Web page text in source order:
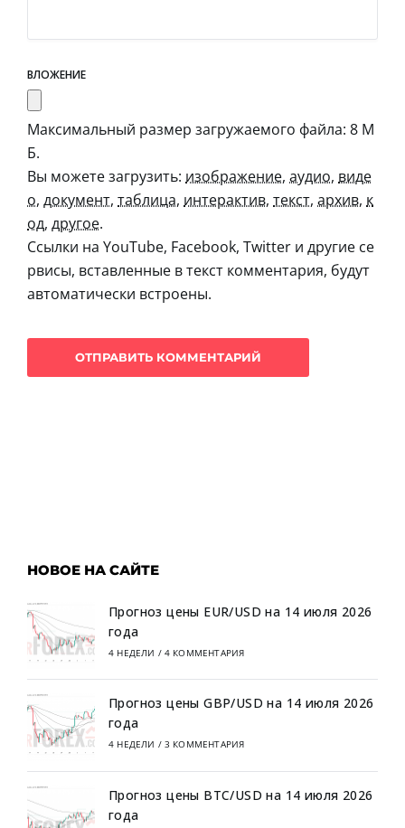
ВЛОЖЕНИЕ
Максимальный размер загружаемого файла: 8 М
Б.
Вы можете загрузить: изображение, аудио, виде
о, документ, таблица, интерактив, текст, архив, к
од, другое.
Ссылки на YouTube, Facebook, Twitter и другие се
рвисы, вставленные в текст комментария, будут
автоматически встроены.
НОВОЕ НА САЙТЕ
Прогноз цены EUR/USD на 14 июля 2026
года
4 НЕДЕЛИ / 4 КОММЕНТАРИЯ
Прогноз цены GBP/USD на 14 июля 2026
года
4 НЕДЕЛИ / 3 КОММЕНТАРИЯ
Прогноз цены BTC/USD на 14 июля 2026
года